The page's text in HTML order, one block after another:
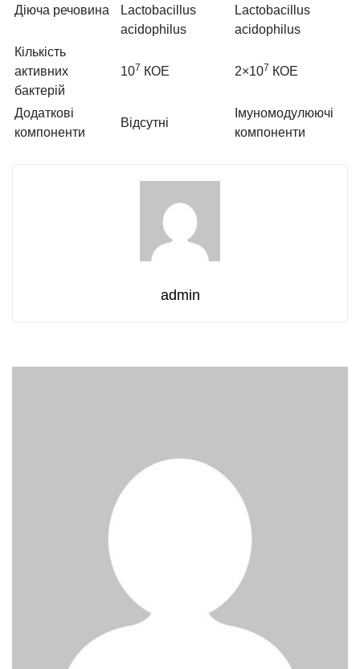
Діюча речовина
Lactobacillus
acidophilus
Lactobacillus
acidophilus
Кількість
активних
бактерій
107 КОЕ 2×107 КОЕ
Додаткові
компоненти
Відсутні
Імуномодулюючі
компоненти
admin